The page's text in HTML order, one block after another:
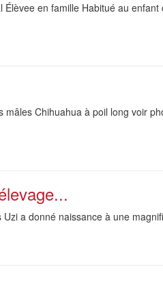
en famille Habitué au
Chihuahua à poil long voir
a donné naissance à une